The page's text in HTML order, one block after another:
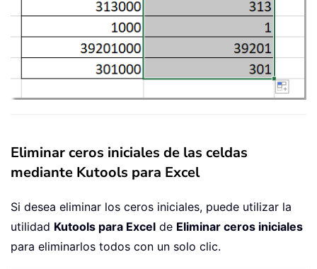
Eliminar ceros iniciales de las celdas
mediante Kutools para Excel
Si desea eliminar los ceros iniciales, puede utilizar la
utilidad Kutools para Excel de Eliminar ceros iniciales
para eliminarlos todos con un solo clic.